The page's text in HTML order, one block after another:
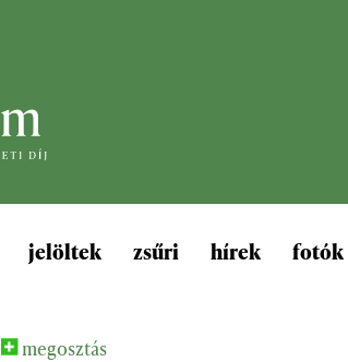
jelöltek zsűri hírek fotók
megosztás